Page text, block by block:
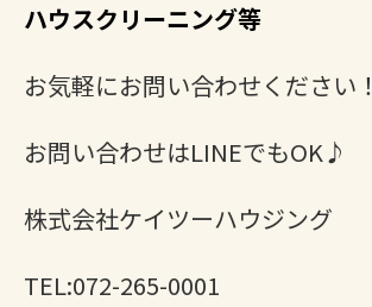
ハウスクリーニング等
お気軽にお問い合わせください！
お問い合わせはLINEでもOK♪
株式会社ケイツーハウジング
TEL:072-265-0001